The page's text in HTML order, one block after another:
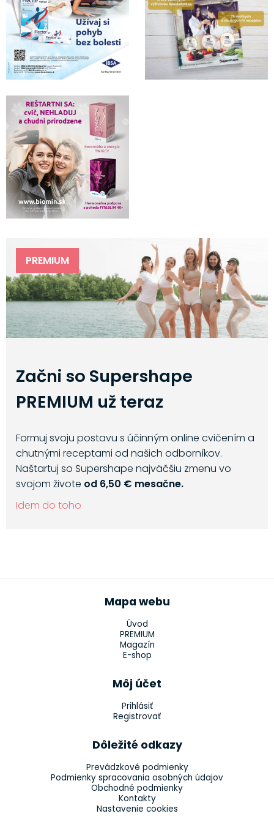
PREMIUM
Začni so Supershape
PREMIUM už teraz
Formuj svoju postavu s účinným online cvičením a
chutnými receptami od našich odborníkov.
Naštartuj so Supershape najväčšiu zmenu vo
svojom živote od 6,50 € mesačne.
Idem do toho
Mapa webu
Úvod
PREMIUM
Magazín
E-shop
Môj účet
Prihlásiť
Registrovať
Dôležité odkazy
Prevádzkové podmienky
Podmienky spracovania osobných údajov
Obchodné podmienky
Kontakty
Nastavenie cookies